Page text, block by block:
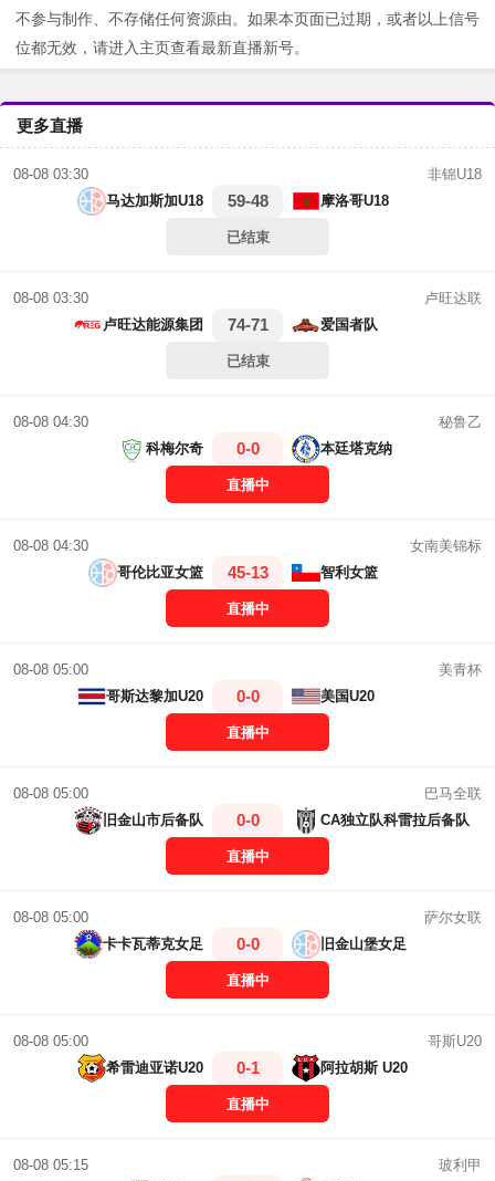
不参与制作、不存储任何资源由。如果本页面已过期，或者以上信号
位都无效，请进入主页查看最新直播新号。
更多直播
08-08 03:30
非锦U18
马达加斯加U18
59-48 摩洛哥U18
已结束
08-08 03:30
卢旺达联
卢旺达能源集团
74-71 爱国者队
已结束
08-08 04:30
秘鲁乙
科梅尔奇
0-0 本廷塔克纳
直播中
08-08 04:30
女南美锦标
哥伦比亚女篮
45-13 智利女篮
直播中
08-08 05:00
美青杯
哥斯达黎加U20
0-0 美国U20
直播中
08-08 05:00
巴马全联
旧金山市后备队
0-0 CA独立队科雷拉后备队
直播中
08-08 05:00
萨尔女联
卡卡瓦蒂克女足
0-0 旧金山堡女足
直播中
08-08 05:00
哥斯U20
希雷迪亚诺U20
0-1 阿拉胡斯 U20
直播中
08-08 05:15
玻利甲